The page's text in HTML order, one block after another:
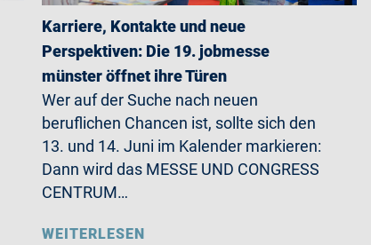
Karriere, Kontakte und neue
Perspektiven: Die 19. jobmesse
münster öffnet ihre Türen
Wer auf der Suche nach neuen
beruflichen Chancen ist, sollte sich den
13. und 14. Juni im Kalender markieren:
Dann wird das MESSE UND CONGRESS
CENTRUM…
WEITERLESEN